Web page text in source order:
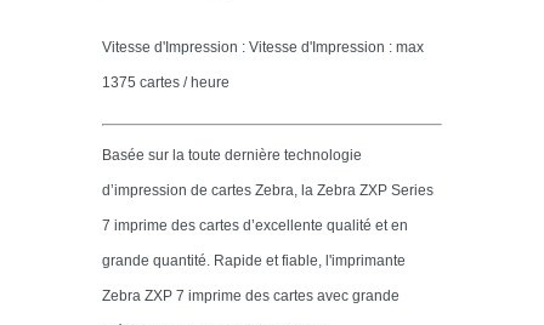
Vitesse d'Impression : Vitesse d'Impression : max
1375 cartes / heure
Basée sur la toute dernière technologie
d’impression de cartes Zebra, la Zebra ZXP Series
7 imprime des cartes d’excellente qualité et en
grande quantité. Rapide et fiable, l'imprimante
Zebra ZXP 7 imprime des cartes avec grande